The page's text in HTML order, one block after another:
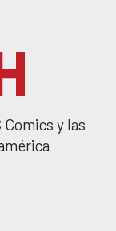
y las